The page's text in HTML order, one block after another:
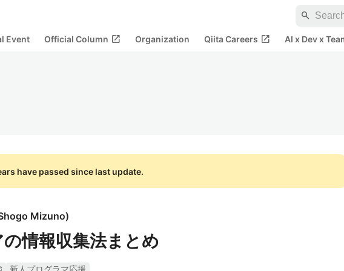
search
Event Official Column open_in_new Organization Qiita Careers open_in_new AI x Dev x
have passed since last update.
Mizuno)
情報収集法まとめ
新人プログラマ応援